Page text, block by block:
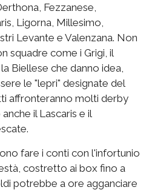
Fezzanese,
Ligorna, Millesimo,
Levante e Valenzana. Non
squadre come i Grigi, il
Biellese che danno idea,
le "lepri" designate del
affronteranno molti derby
il Lascaris e il
fare i conti con l'infortunio
costretto ai box fino a
potrebbe a ore agganciare